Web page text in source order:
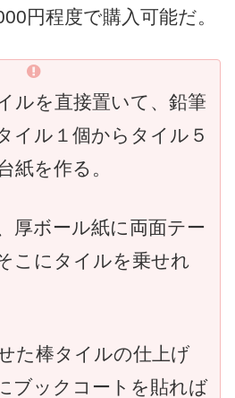
円程度で購入可能だ。
ルを直接置いて、鉛筆
イル１個からタイル５
紙を作る。
厚ボール紙に両面テー
こにタイルを乗せれ
た棒タイルの仕上げ
ブックコートを貼れば